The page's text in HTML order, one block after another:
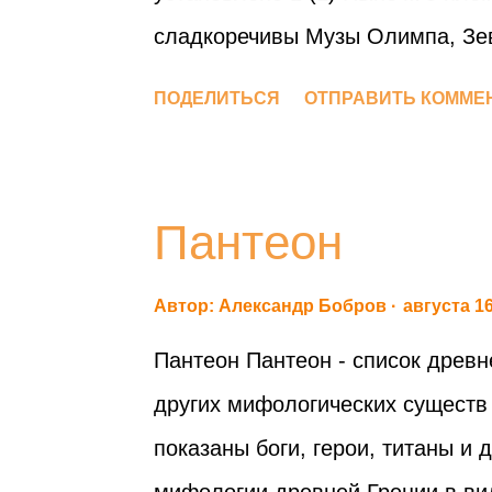
сладкоречивы Музы Олимпа,
обладают возлюбленным
Младостью чуждые смерти…
ПОДЕЛИТЬСЯ ОТПРАВИТЬ
Пантеон
Автор: Александр Бобров августа
Пантеон Пантеон - список
других мифологических
показаны боги, герои, титаны и